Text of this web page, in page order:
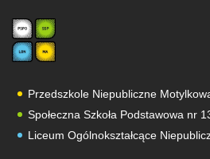
Przedszkole Niepubliczne
Społeczna Szkoła Podstawowa nr
Liceum Ogólnokształcące